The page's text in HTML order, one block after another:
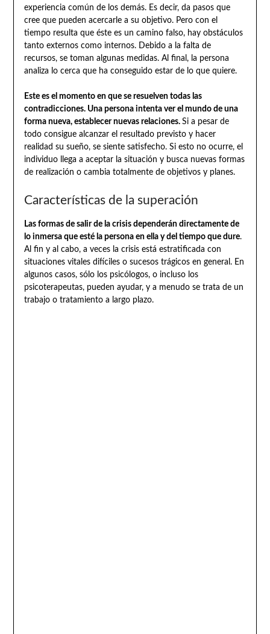
experiencia común de los demás. Es decir, da pasos que
cree que pueden acercarle a su objetivo. Pero con el
tiempo resulta que éste es un camino falso, hay obstáculos
tanto externos como internos. Debido a la falta de
recursos, se toman algunas medidas. Al final, la persona
analiza lo cerca que ha conseguido estar de lo que quiere.
Este es el momento en que se resuelven todas las
contradicciones. Una persona intenta ver el mundo de una
forma nueva, establecer nuevas relaciones. Si a pesar de
todo consigue alcanzar el resultado previsto y hacer
realidad su sueño, se siente satisfecho. Si esto no ocurre, el
individuo llega a aceptar la situación y busca nuevas formas
de realización o cambia totalmente de objetivos y planes.
Características de la superación
Las formas de salir de la crisis dependerán directamente de
lo inmersa que esté la persona en ella y del tiempo que dure.
Al fin y al cabo, a veces la crisis está estratificada con
situaciones vitales difíciles o sucesos trágicos en general. En
algunos casos, sólo los psicólogos, o incluso los
psicoterapeutas, pueden ayudar, y a menudo se trata de un
trabajo o tratamiento a largo plazo.